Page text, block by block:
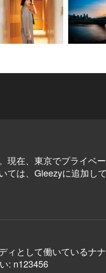
現在、東京でプライベ
ては、Gleezyに追加し
ィとして働いているナ
: n123456